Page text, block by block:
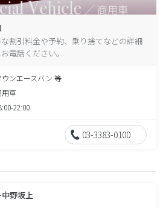
割引料金や予約、乗り捨てなどの詳細
電話ください。
ウンエースバン 等
用車
22:00
03-3383-0100
中野坂上